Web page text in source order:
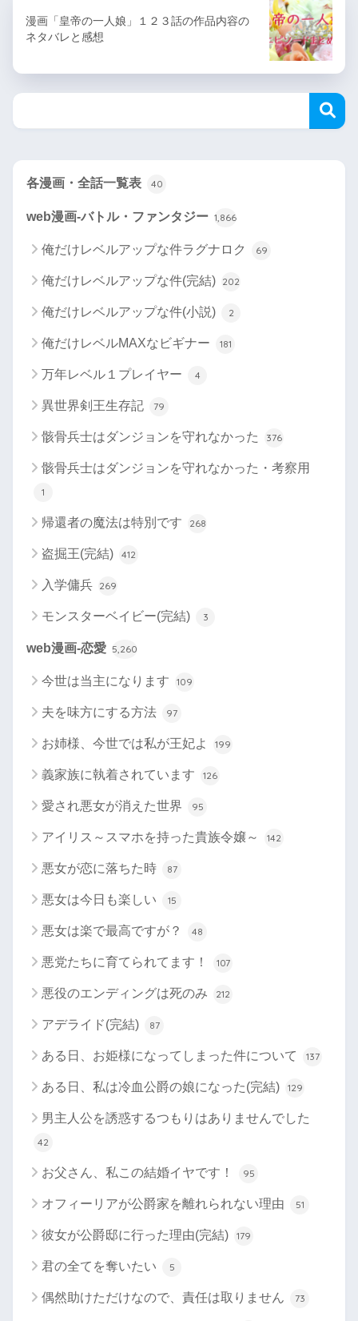
漫画「皇帝の一人娘」１２３話の作品内容の
ネタバレと感想
各漫画・全話一覧表 40
web漫画-バトル・ファンタジー 1,866
俺だけレベルアップな件ラグナロク 69
俺だけレベルアップな件(完結) 202
俺だけレベルアップな件(小説) 2
俺だけレベルMAXなビギナー 181
万年レベル１プレイヤー 4
異世界剣王生存記 79
骸骨兵士はダンジョンを守れなかった 376
骸骨兵士はダンジョンを守れなかった・考察用
1
帰還者の魔法は特別です 268
盗掘王(完結) 412
入学傭兵 269
モンスターベイビー(完結) 3
web漫画-恋愛 5,260
今世は当主になります 109
夫を味方にする方法 97
お姉様、今世では私が王妃よ 199
義家族に執着されています 126
愛され悪女が消えた世界 95
アイリス～スマホを持った貴族令嬢～ 142
悪女が恋に落ちた時 87
悪女は今日も楽しい 15
悪女は楽で最高ですが？ 48
悪党たちに育てられてます！ 107
悪役のエンディングは死のみ 212
アデライド(完結) 87
ある日、お姫様になってしまった件について 137
ある日、私は冷血公爵の娘になった(完結) 129
男主人公を誘惑するつもりはありませんでした
42
お父さん、私この結婚イヤです！ 95
オフィーリアが公爵家を離れられない理由 51
彼女が公爵邸に行った理由(完結) 179
君の全てを奪いたい 5
偶然助けただけなので、責任は取りません 73